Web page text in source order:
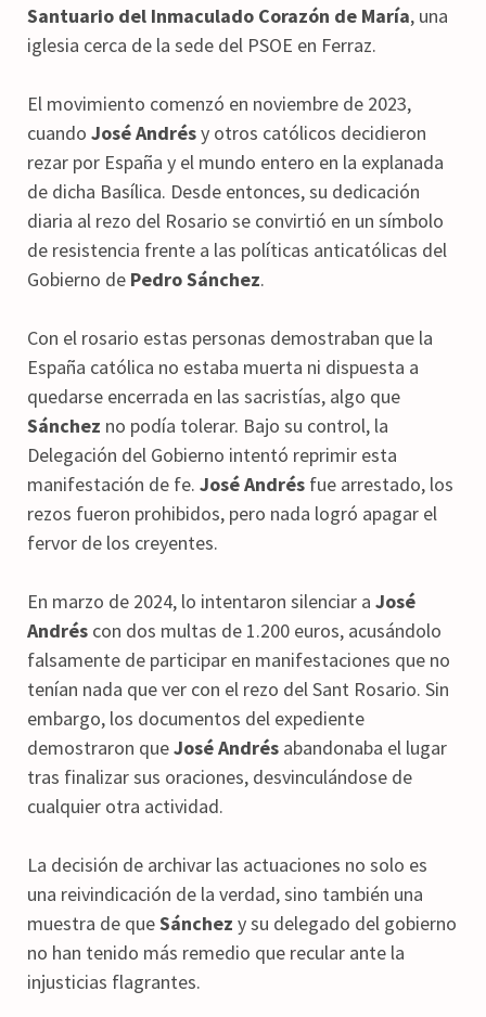
Santuario del Inmaculado Corazón de María, una
iglesia cerca de la sede del PSOE en Ferraz.
El movimiento comenzó en noviembre de 2023,
cuando José Andrésy otros católicos decidieron
rezar por España y el mundo entero en la explanada
de dicha Basílica. Desde entonces, su dedicación
diaria al rezo del Rosario se convirtió en un símbolo
de resistencia frente a las políticas anticatólicas del
Gobierno de Pedro Sánchez.
Con el rosario estas personas demostraban que la
España católica no estaba muerta ni dispuesta a
quedarse encerrada en las sacristías, algo que
Sánchez no podía tolerar. Bajo su control, la
Delegación del Gobierno intentó reprimir esta
manifestación de fe. José Andrés fue arrestado, los
rezos fueron prohibidos, pero nada logró apagar el
fervor de los creyentes.
En marzo de 2024, lo intentaron silenciar a José
Andrés con dos multas de 1.200 euros, acusándolo
falsamente de participar en manifestaciones que no
tenían nada que ver con el rezo del Sant Rosario. Sin
embargo, los documentos del expediente
demostraron queJosé Andrés abandonaba el lugar
tras finalizar sus oraciones, desvinculándose de
cualquier otra actividad.
La decisión de archivar las actuaciones no solo es
una reivindicación de la verdad, sino también una
muestra de queSánchez y su delegado del gobierno
no han tenido más remedio que recular ante la
injusticias flagrantes.